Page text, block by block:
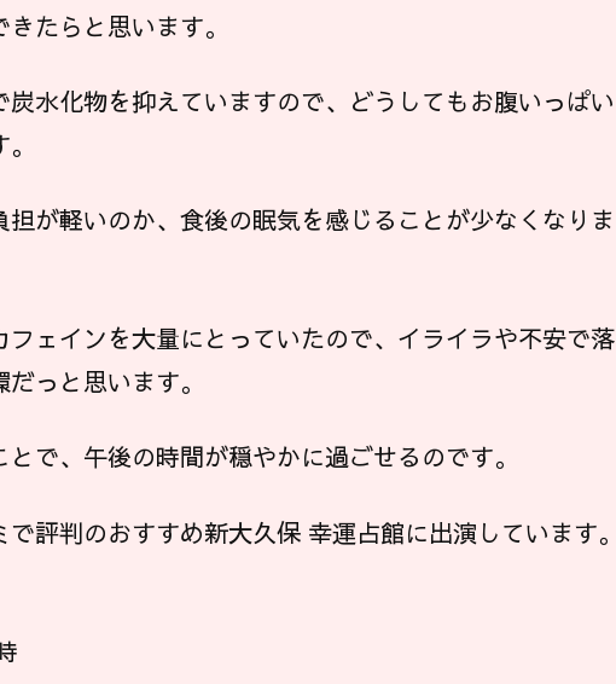
たらと思います。
水化物を抑えていますので、どうしてもお腹いっぱい
が軽いのか、食後の眠気を感じることが少なくなりま
ェインを大量にとっていたので、イライラや不安で落
っと思います。
で、午後の時間が穏やかに過ごせるのです。
評判のおすすめ新大久保 幸運占館に出演しています。